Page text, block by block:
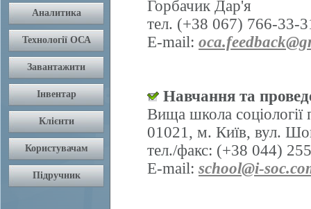
Горбачик Дар'я
тел. (+38 067) 766-33-
E-mail:
Навчання та
Вища школа соціології
01021, м. Київ, вул.
тел./факс: (+38 044)
E-mail: school@i-